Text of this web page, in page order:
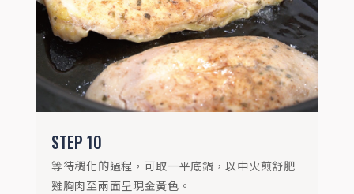
STEP 10
等待稠化的過程，可取一平底鍋，以中火煎舒肥
雞胸肉至兩面呈現金黃色。